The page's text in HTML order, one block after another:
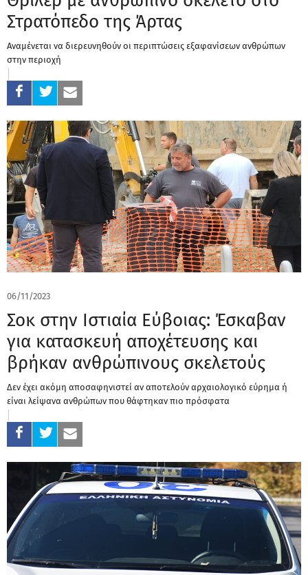
Στρατόπεδο της Άρτας
Αναμένεται να διερευνηθούν οι περιπτώσεις εξαφανίσεων ανθρώπων
στην περιοχή
06/11/2023
Σοκ στην Ιστιαία Εύβοιας: Έσκαβαν
για κατασκευή αποχέτευσης και
βρήκαν ανθρώπινους σκελετούς
Δεν έχει ακόμη αποσαφηνιστεί αν αποτελούν αρχαιολογικό εύρημα ή
είναι λείψανα ανθρώπων που θάφτηκαν πιο πρόσφατα